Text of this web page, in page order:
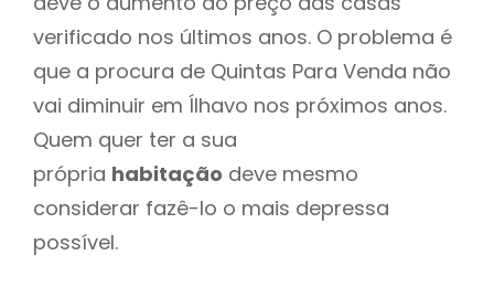
verificado nos últimos anos. O problema é
que a procura de Quintas Para Venda não
vai diminuir em Ílhavo nos próximos anos.
Quem quer ter a sua
própria habitação deve mesmo
considerar fazê-lo o mais depressa
possível.